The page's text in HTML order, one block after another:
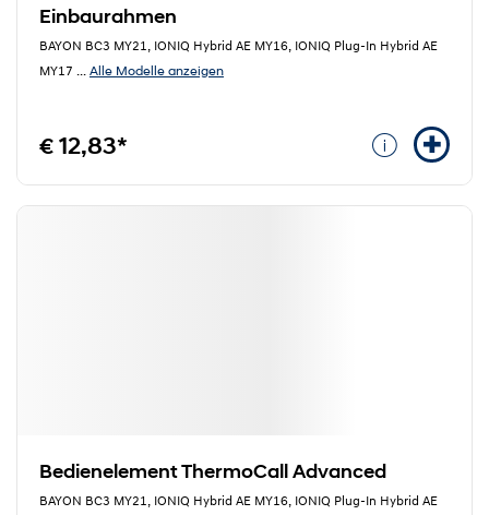
Einbaurahmen
BAYON BC3 MY21, IONIQ Hybrid AE MY16, IONIQ Plug-In Hybrid AE
MY17 ... Alle Modelle anzeigen
€ 12,83*
Bedienelement ThermoCall Advanced
BAYON BC3 MY21, IONIQ Hybrid AE MY16, IONIQ Plug-In Hybrid AE